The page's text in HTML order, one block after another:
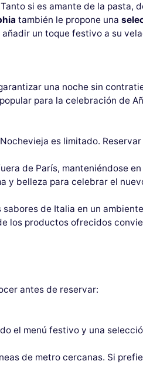
si es amante de la pasta,
también le propone una
un toque festivo a su
una noche sin
para la celebración de
es limitado. Reservar
de París, manteniéndose
y belleza para celebrar el
de Italia en un
los productos ofrecidos
antes de reservar:
el menú festivo y una
de metro cercanas. Si